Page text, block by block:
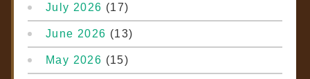
July 2026 (17)
June 2026 (13)
May 2026 (15)